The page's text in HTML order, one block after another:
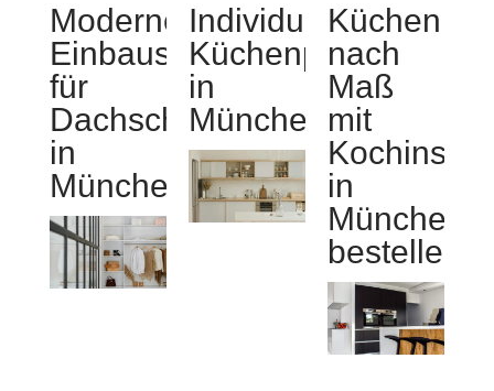
Moderne
Einbauschränke
für
Dachschrägen
in
München
Individuelle
Küchenplanung
in
München
Küchen
nach
Maß
mit
Kochinsel
in
München
bestellen